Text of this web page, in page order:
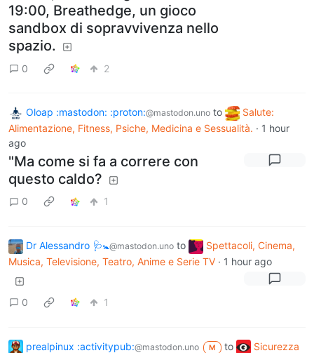
19:00, Breathedge, un gioco
sandbox di sopravvivenza nello
spazio.
0 2
Oloap :mastodon: :proton:@mastodon.uno to
Salute:
Alimentazione, Fitness, Psiche, Medicina e Sessualità. · 1 hour
ago
"Ma come si fa a correre con
questo caldo?
0 1
Dr Alessandro 🩺🚼@mastodon.uno to
Spettacoli, Cinema,
Musica, Televisione, Teatro, Anime e Serie TV · 1 hour ago
0 1
prealpinux :activitypub:@mastodon.uno M to
Sicurezza